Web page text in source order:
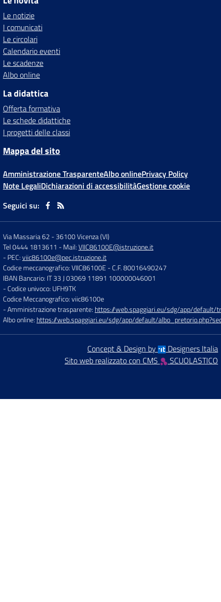
Le notizie
I comunicati
Le circolari
Calendario eventi
Le scadenze
Albo online
La didattica
Offerta formativa
Le schede didattiche
I progetti delle classi
Mappa del sito
Amministrazione TrasparenteAlbo onlinePrivacy Policy
Note LegaliDichiarazioni di accessibilitàGestione cookie
Seguici su:
Via Massaria 62 -36100 Vicenza (VI)
Tel 0444 1813611 - Mail:VIIC86100E@istruzione.it
- PEC:viic86100e@pec.istruzione.it
Codice meccanografico: VIIC86100E - C.F. 80016490247
IBAN Bancario: IT 33 J 03069 11891 100000046001
- Codice univoco: UFH9TK
Codice Meccanografico: viic86100e
- Amministrazione trasparente: https://web.spaggiari.eu/sdg/app/default/
Albo online: https://web.spaggiari.eu/sdg/app/default/
Concept & Design by
Designers Italia
Sito web realizzato con CMS
SCUOLASTICO